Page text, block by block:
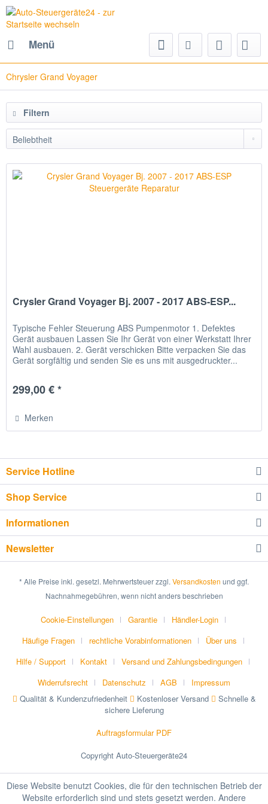
Menü
Chrysler Grand Voyager
Filtern
Crysler Grand Voyager Bj. 2007 - 2017 ABS-ESP...
Typische Fehler Steuerung ABS Pumpenmotor 1. Defektes
Gerät ausbauen Lassen Sie Ihr Gerät von einer Werkstatt Ihrer
Wahl ausbauen. 2. Gerät verschicken Bitte verpacken Sie das
Gerät sorgfältig und senden Sie es uns mit ausgedruckter...
299,00 € *
Merken
Service Hotline
Shop Service
Informationen
Newsletter
* Alle Preise inkl. gesetzl. Mehrwertsteuer zzgl. Versandkosten und ggf.
Nachnahmegebühren, wenn nicht anders beschrieben
Cookie-Einstellungen Garantie
Händler-Login
Häufige Fragen
rechtliche Vorabinformationen
Über uns
Hilfe / Support
Kontakt
Versand und Zahlungsbedingungen
Widerrufsrecht
Datenschutz AGB
Impressum
Qualität & Kundenzufriedenheit
Kostenloser Versand
Schnelle &
sichere Lieferung
Auftragsformular PDF
Copyright Auto-Steuergeräte24
Diese Website benutzt Cookies, die für den technischen Betrieb der
Website erforderlich sind und stets gesetzt werden. Andere